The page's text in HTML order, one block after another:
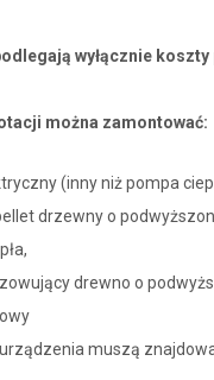
wyłącznie
można zamontować:
(inny niż pompa
drzewny o
drewno o
muszą